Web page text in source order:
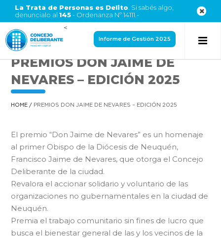
La Trata de Personas es Delito . Si sabés algo,
denuncialo al 145- Ordenanza Nº 14111.-
<
Informe de Gestión 2025
PREMIOS DON JAIME DE
NEVARES – EDICIÓN 2025
HOME / PREMIOS DON JAIME DE NEVARES – EDICIÓN 2025
El premio “Don Jaime de Nevares” es un homenaje
al primer Obispo de la Diócesis de Neuquén,
Francisco Jaime de Nevares, que otorga el Concejo
Deliberante de la ciudad.
Revalora el accionar solidario y voluntario de las
organizaciones no gubernamentales en la ciudad de
Neuquén.
Premia el trabajo comunitario sin fines de lucro que
busca el bienestar general de las y los vecinos de la